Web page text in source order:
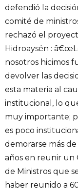
defendió la
comité de
rechazó el
Hidroaysén :
nosotros hicimos
devolver las
esta materia al
institucional, lo
muy importante;
es poco
demorarse más de
años en reunir un
de Ministros que
haber reunido a